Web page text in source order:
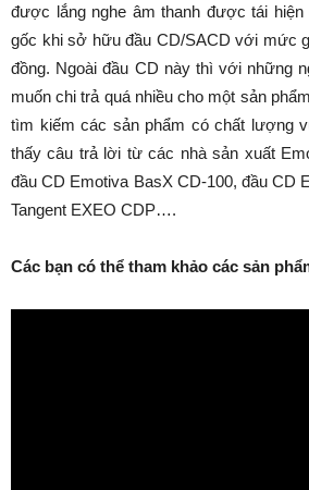
được lắng nghe âm thanh được tái
gốc khi sở hữu đầu CD/SACD với mức
đồng. Ngoài đầu CD này thì với những
muốn chi trả quá nhiều cho một sản
tìm kiếm các sản phẩm có chất lượng
thấy câu trả lời từ các nhà sản xuất
đầu CD Emotiva BasX CD-100, đầu CD
Tangent EXEO CDP….
Các bạn có thể tham khảo các sản